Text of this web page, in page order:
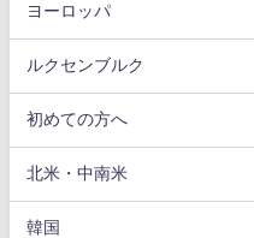
ヨーロッパ
ルクセンブルク
初めての方へ
北米・中南米
韓国